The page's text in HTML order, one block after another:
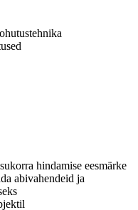
hindamise eesmärke
abivahendeid ja